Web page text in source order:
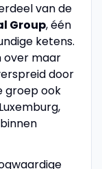
van de
Group, één
ketens.
over maar
door
groep ook
binnen